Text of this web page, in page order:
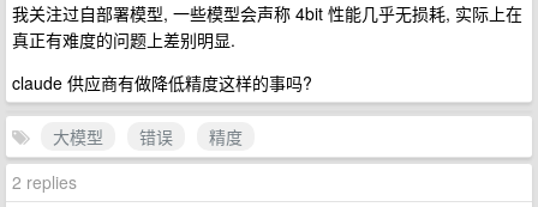
我关注过自部署模型, 一些模型会声称 4bit 性能几乎无损耗, 实际上在
真正有难度的问题上差别明显.
claude 供应商有做降低精度这样的事吗?
大模型 错误
精度
2 replies